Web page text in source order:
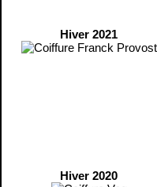
Hiver 2021
Hiver 2020